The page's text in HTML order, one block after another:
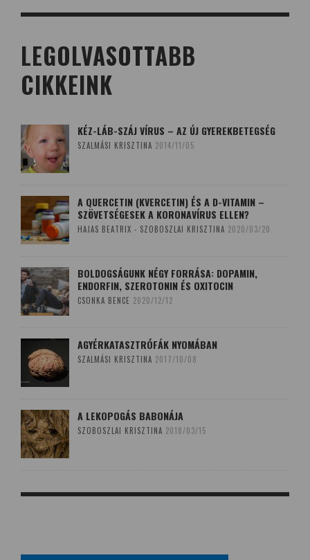
LEGOLVASOTTABB
CIKKEINK
KÉZ-LÁB-SZÁJ VÍRUS – AZ ÚJ GYEREKBETEGSÉG
SZALMÁSI KRISZTINA 2014/11/05
A QUERCETIN (KVERCETIN) ÉS A D-VITAMIN –
SZÖVETSÉGESEK A KORONAVÍRUS ELLEN?
HAJAS BEATRIX - SZOBOSZLAI KRISZTINA 2020/03/20
BOLDOGSÁGUNK NÉGY FORRÁSA: DOPAMIN,
ENDORFIN, SZEROTONIN ÉS OXITOCIN
CSONKA BENCE 2020/12/12
AGYÉRKATASZTRÓFÁK NYOMÁBAN
SZALMÁSI KRISZTINA 2017/10/08
A LEKOPOGÁS BABONÁJA
SZOBOSZLAI KRISZTINA 2018/03/15